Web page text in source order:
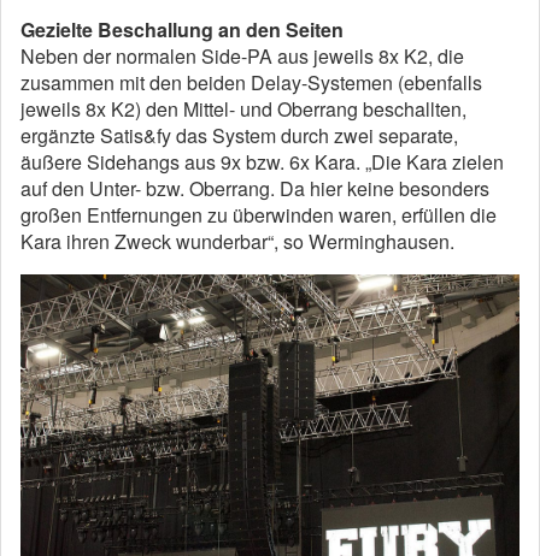
Gezielte Beschallung an den Seiten
Neben der normalen Side-PA aus jeweils 8x K2, die
zusammen mit den beiden Delay-Systemen (ebenfalls
jeweils 8x K2) den Mittel- und Oberrang beschallten,
ergänzte Satis&fy das System durch zwei separate,
äußere Sidehangs aus 9x bzw. 6x Kara. „Die Kara zielen
auf den Unter- bzw. Oberrang. Da hier keine besonders
großen Entfernungen zu überwinden waren, erfüllen die
Kara ihren Zweck wunderbar“, so Werminghausen.